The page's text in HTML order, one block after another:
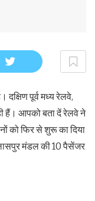
दक्षिण पूर्व मध्य रेलवे,
हैं। आपको बता दें रेलवे ने
को फिर से शुरू का दिया
मंडल की 10 पैसेंजर